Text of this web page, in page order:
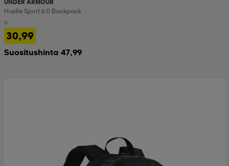
UNDER ARMOUR
Hustle Sport 6.0 Backpack
30,99
Suositushinta 47,99